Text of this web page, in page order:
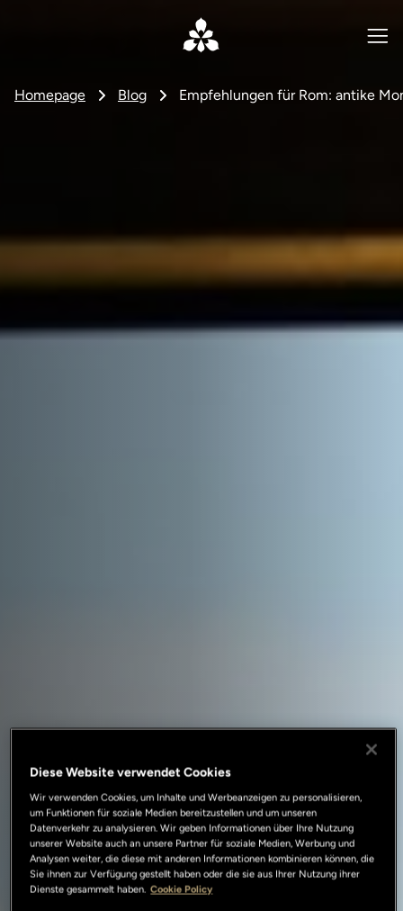
Homepage Blog Empfehlungen für Rom: antike
Diese Website verwendet Cookies
Wir verwenden Cookies, um Inhalte und Werbeanzeigen zu personalisieren,
um Funktionen für soziale Medien bereitzustellen und um unseren
Datenverkehr zu analysieren. Wir geben Informationen über Ihre Nutzung
unserer Website auch an unsere Partner für soziale Medien, Werbung und
Analysen weiter, die diese mit anderen Informationen kombinieren können, die
Sie ihnen zur Verfügung gestellt haben oder die sie aus Ihrer Nutzung ihrer
Dienste gesammelt haben. Cookie Policy